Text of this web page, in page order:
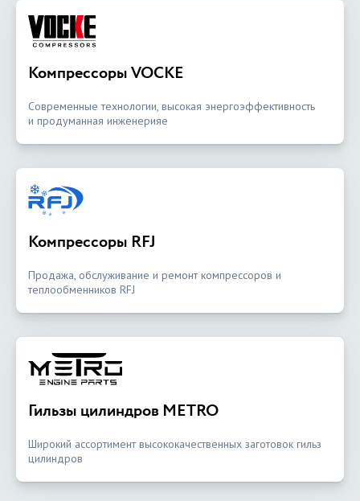
Компрессоры VOCKE
Современные технологии, высокая энергоэффективность
и продуманная инженерияе
Компрессоры RFJ
Продажа, обслуживание и ремонт компрессоров и
теплообменников RFJ
Гильзы цилиндров METRO
Широкий ассортимент высококачественных заготовок гильз
цилиндров